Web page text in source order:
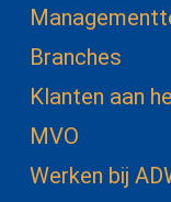
Branches
Klanten aan
MVO
Werken bij